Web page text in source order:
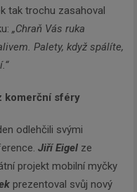
tak trochu zasahoval
„Chraň Vás ruka
Palety, když spálíte,
komerční sféry
odlehčili svými
Jiří Eigel ze
projekt mobilní myčky
prezentoval svůj nový